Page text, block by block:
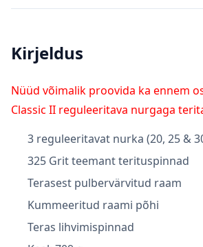
Kirjeldus
Nüüd võimalik proovida ka ennem
Classic II reguleeritava nurgaga
3 reguleeritavat nurka (20, 25 &
325 Grit teemant terituspinnad
Terasest pulbervärvitud raam
Kummeeritud raami põhi
Teras lihvimispinnad